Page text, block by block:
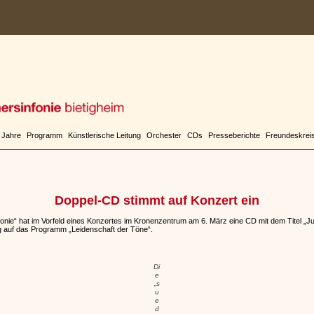
Jahre Programm Künstlerische Leitung Orchester CDs Presseberichte Freundeskreis
Doppel-CD stimmt auf Konzert ein
hat im Vorfeld eines Konzertes im Kronenzentrum am 6. März eine CD mit dem Titel
das Programm „Leidenschaft der Töne“.
Di
e
„s
u
e
d